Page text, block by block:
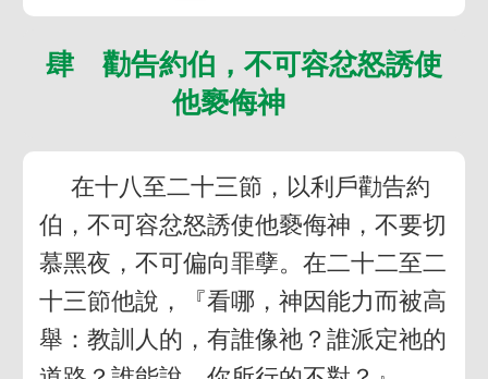
肆 勸告約伯，不可容忿怒誘使
他褻侮神
在十八至二十三節，以利戶勸告約
伯，不可容忿怒誘使他褻侮神，不要切
慕黑夜，不可偏向罪孽。在二十二至二
十三節他說，『看哪，神因能力而被高
舉：教訓人的，有誰像祂？誰派定祂的